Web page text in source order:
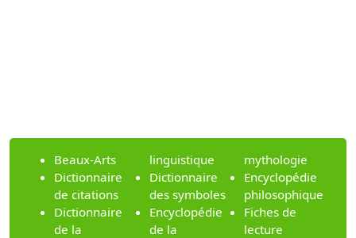
Beaux-Arts
Dictionnaire
de citations
Dictionnaire
de la
linguistique
Dictionnaire
des symboles
Encyclopédie
de la
mythologie
Encyclopédie
philosophique
Fiches de
lecture